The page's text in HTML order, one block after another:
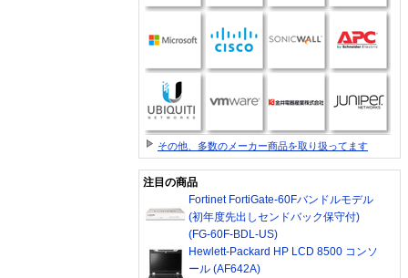
その他、多数のメーカー商品を取り扱ってます
注目の商品
Fortinet FortiGate-60Fバンドルモデル
(初年度先出しセンドバック保守付)
(FG-60F-BDL-US)
Hewlett-Packard HP LCD 8500 コンソ
ール (AF642A)